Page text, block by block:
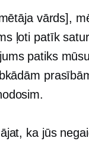
vārds],
ļoti patīk
patiks
ka jūs